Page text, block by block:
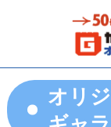
オリ